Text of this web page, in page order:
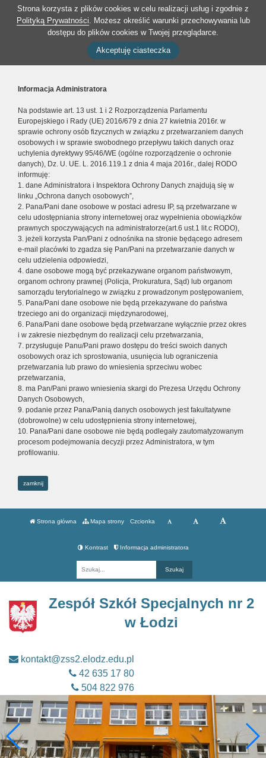
Strona korzysta z plików cookies w celu realizacji usług i zgodnie z
Polityką Prywatności. Możesz określić warunki przechowywania lub
dostępu do plików cookies w Twojej przeglądarce.
Akceptuję ciasteczka
Informacja Administratora
Na podstawie art. 13 ust. 1 i 2 Rozporządzenia Parlamentu
Europejskiego i Rady (UE) 2016/679 z dnia 27 kwietnia 2016r. w
sprawie ochrony osób fizycznych w związku z przetwarzaniem danych
osobowych i w sprawie swobodnego przepływu takich danych oraz
uchylenia dyrektywy 95/46/WE (ogólne rozporządzenie o ochronie
danych), Dz. U. UE. L. 2016.119.1 z dnia 4 maja 2016r., dalej RODO
informuję:
1. dane Administratora i Inspektora Ochrony Danych znajdują się w
linku „Ochrona danych osobowych”,
2. Pana/Pani dane osobowe w postaci adresu IP, są przetwarzane w
celu udostępniania strony internetowej oraz wypełnienia obowiązków
prawnych spoczywających na administratorze(art.6 ust.1 lit.c RODO),
3. jeżeli korzysta Pan/Pani z odnośnika na stronie będącego adresem
e-mail placówki to zgadza się Pan/Pani na przetwarzanie danych w
celu udzielenia odpowiedzi,
4. dane osobowe mogą być przekazywane organom państwowym,
organom ochrony prawnej (Policja, Prokuratura, Sąd) lub organom
samorządu terytorialnego w związku z prowadzonym postępowaniem,
5. Pana/Pani dane osobowe nie będą przekazywane do państwa
trzeciego ani do organizacji międzynarodowej,
6. Pana/Pani dane osobowe będą przetwarzane wyłącznie przez okres
i w zakresie niezbędnym do realizacji celu przetwarzania,
7. przysługuje Panu/Pani prawo dostępu do treści swoich danych
osobowych oraz ich sprostowania, usunięcia lub ograniczenia
przetwarzania lub prawo do wniesienia sprzeciwu wobec
przetwarzania,
8. ma Pan/Pani prawo wniesienia skargi do Prezesa Urzędu Ochrony
Danych Osobowych,
9. podanie przez Pana/Panią danych osobowych jest fakultatywne
(dobrowolne) w celu udostępnienia strony internetowej,
10. Pana/Pani dane osobowe nie będą podlegały zautomatyzowanym
procesom podejmowania decyzji przez Administratora, w tym
profilowaniu.
zamknij
Strona główna Mapa strony Czcionka
Kontrast Informacja administratora
Zespół Szkół Specjalnych nr 2
w Łodzi
kontakt@zss2.elodz.edu.pl
42 635 17 80
504 822 976